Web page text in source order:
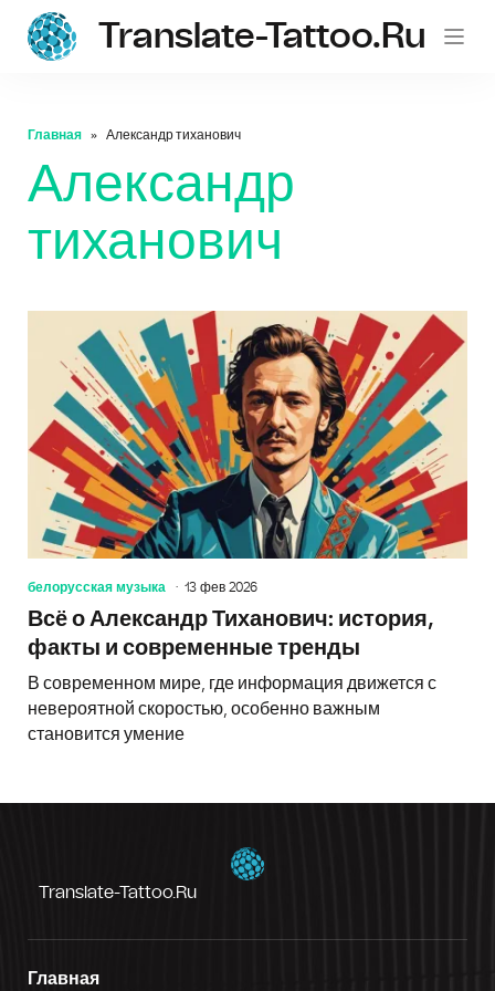
Translate-Tattoo.ru
Главная Александр тиханович
Александр
тиханович
белорусская музыка 13 фев 2026
Всё о Александр Тиханович: история,
факты и современные тренды
В современном мире, где информация движется с
невероятной скоростью, особенно важным
становится умение
Translate-Tattoo.ru
Главная